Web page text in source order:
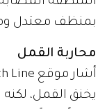
بمنظف معتدل
محاربة القمل
يخنق القمل،